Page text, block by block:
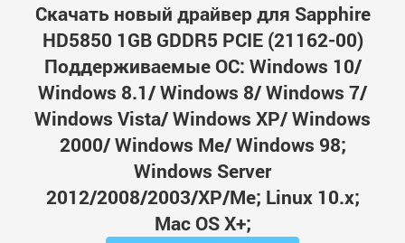
Скачать новый драйвер для Sapphire
HD5850 1GB GDDR5 PCIE (21162-00)
Поддерживаемые ОС: Windows 10/
Windows 8.1/ Windows 8/ Windows 7/
Windows Vista/ Windows XP/ Windows
2000/ Windows Me/ Windows 98;
Windows Server
2012/2008/2003/XP/Me; Linux 10.x;
Mac OS X+;